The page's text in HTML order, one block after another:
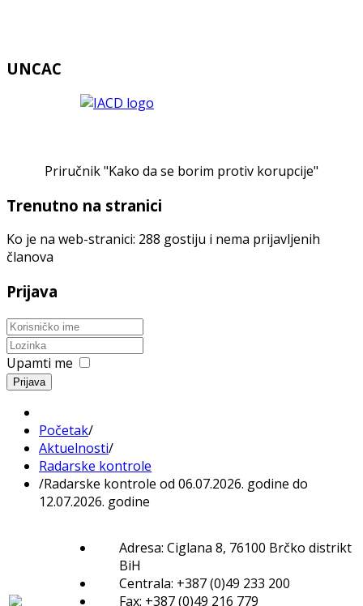
UNCAC
Priručnik "Kako da se borim protiv korupcije"
Trenutno na stranici
Ko je na web-stranici: 288 gostiju i nema prijavljenih
članova
Prijava
Upamti me
Prijava
Početak/
Aktuelnosti/
Radarske kontrole
/Radarske kontrole od 06.07.2026. godine do
12.07.2026. godine
Adresa: Ciglana 8, 76100 Brčko distrikt
BiH
Centrala: +387 (0)49 233 200
Fax: +387 (0)49 216 779